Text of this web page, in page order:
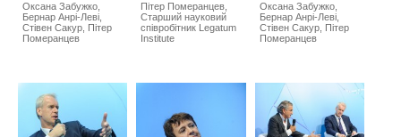
Оксана Забужко,
Бернар Анрі-Леві,
Стівен Сакур, Пітер
Померанцев
Пітер Померанцев,
Старший науковий
співробітник Legatum
Institute
Оксана Забужко,
Бернар Анрі-Леві,
Стівен Сакур, Пітер
Померанцев